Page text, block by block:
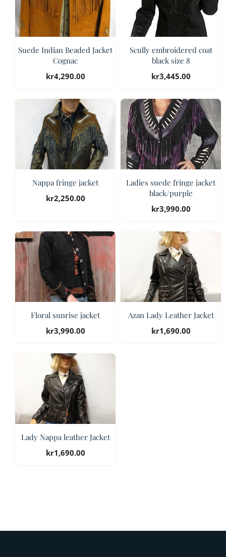
Suede Indian Beaded Jacket
Cognac
kr4,290.00
Scully embroidered coat
black size 8
kr3,445.00
Nappa fringe jacket
kr2,250.00
Ladies suede fringe jacket
black/purple
kr3,990.00
Floral sunrise jacket
kr3,990.00
Azan Lady Leather Jacket
kr1,690.00
Lady Nappa leather Jacket
kr1,690.00